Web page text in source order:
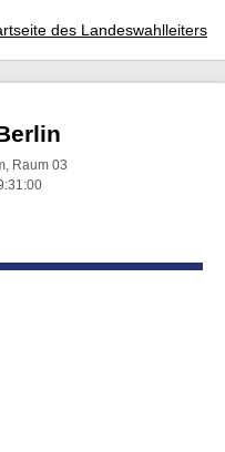
des Landeswahlleiters
Raum 03